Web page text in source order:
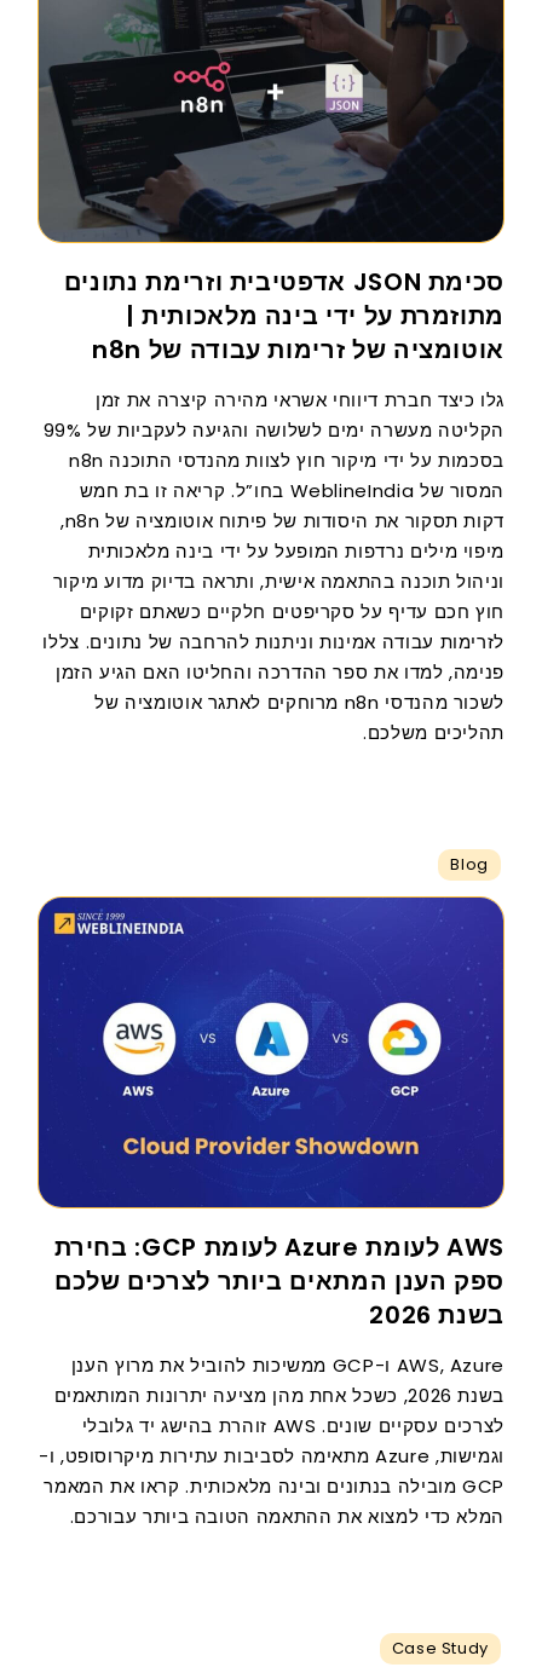
סכימת JSON אדפטיבית וזרימת נתונים
מתוזמרת על ידי בינה מלאכותית |
אוטומציה של זרימות עבודה של n8n
גלו כיצד חברת דיווחי אשראי מהירה קיצרה את זמן
הקליטה מעשרה ימים לשלושה והגיעה לעקביות של 99%
בסכמות על ידי מיקור חוץ לצוות מהנדסי התוכנה n8n
המסור של WeblineIndia בחו”ל. קריאה זו בת חמש
דקות תסקור את היסודות של פיתוח אוטומציה של n8n,
מיפוי מילים נרדפות המופעל על ידי בינה מלאכותית
וניהול תוכנה בהתאמה אישית, ותראה בדיוק מדוע מיקור
חוץ חכם עדיף על סקריפטים חלקיים כשאתם זקוקים
לזרימות עבודה אמינות וניתנות להרחבה של נתונים. צללו
פנימה, למדו את ספר ההדרכה והחליטו האם הגיע הזמן
לשכור מהנדסי n8n מרוחקים לאתגר אוטומציה של
תהליכים משלכם.
Blog
AWS לעומת Azure לעומת GCP: בחירת
ספק הענן המתאים ביותר לצרכים שלכם
בשנת 2026
AWS, Azure ו-GCP ממשיכות להוביל את מרוץ הענן
בשנת 2026, כשכל אחת מהן מציעה יתרונות המותאמים
לצרכים עסקיים שונים. AWS זוהרת בהישג יד גלובלי
וגמישות, Azure מתאימה לסביבות עתירות מיקרוסופט, ו-
GCP מובילה בנתונים ובינה מלאכותית. קראו את המאמר
המלא כדי למצוא את ההתאמה הטובה ביותר עבורכם.
Case Study